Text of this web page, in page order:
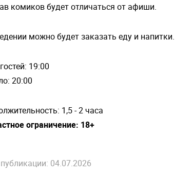
комиков будет отличаться от афиши.
можно будет заказать еду и напитки.
19:00
20:00
1,5 - 2 часа
ограничение: 18+
04.07.2026